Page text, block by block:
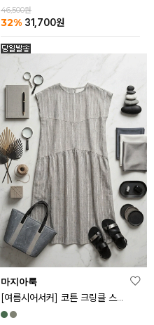
46,500원
32% 31,700원
마지아룩
[여름시어서커] 코튼 크링클 스트라이프 원피스